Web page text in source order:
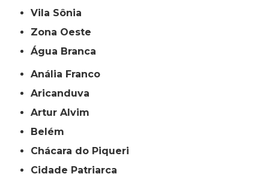
Vila Sônia
Zona Oeste
Água Branca
Anália Franco
Aricanduva
Artur Alvim
Belém
Chácara do Piqueri
Cidade Patriarca